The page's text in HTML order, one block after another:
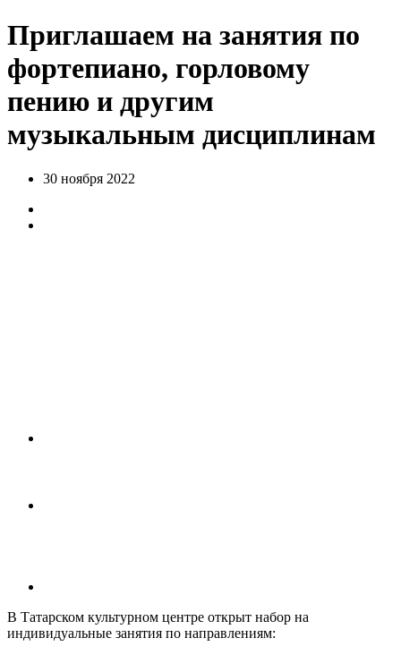
Приглашаем на занятия по
фортепиано, горловому
пению и другим
музыкальным дисциплинам
30 ноября 2022
В Татарском культурном центре открыт набор на
индивидуальные занятия по направлениям: